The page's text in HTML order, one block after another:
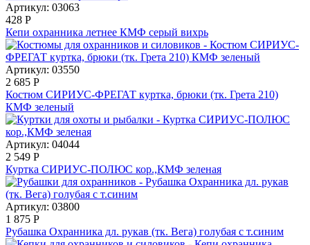
Артикул: 03063
428 Р
Кепи охранника летнее КМФ серый вихрь
Артикул: 03550
2 685 Р
Костюм СИРИУС-ФРЕГАТ куртка, брюки (тк. Грета 210)
КМФ зеленый
Артикул: 04044
2 549 Р
Куртка СИРИУС-ПОЛЮС кор.,КМФ зеленая
Артикул: 03800
1 875 Р
Рубашка Охранника дл. рукав (тк. Вега) голубая с т.синим